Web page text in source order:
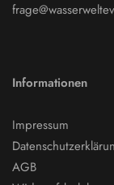
Informationen
Impressum
AGB